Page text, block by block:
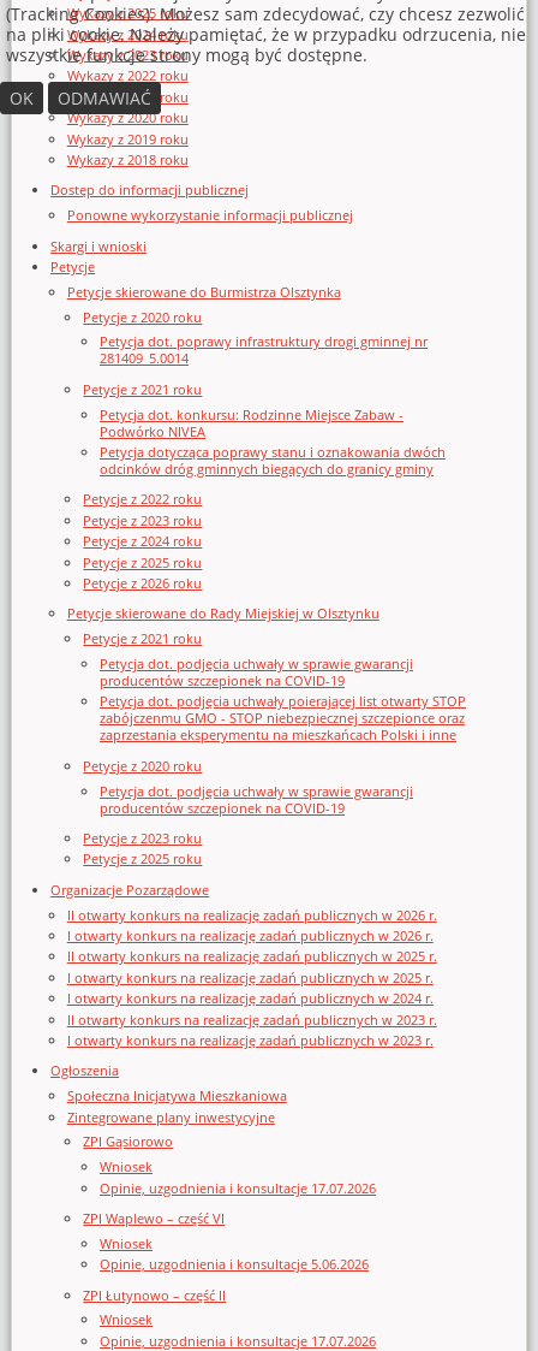
Wykazy z 2025 roku
Wykazy z 2024 roku
Wykazy z 2023 roku
Wykazy z 2022 roku
Wykazy z 2021 roku
Wykazy z 2020 roku
Wykazy z 2019 roku
Wykazy z 2018 roku
Dostęp do informacji publicznej
Ponowne wykorzystanie informacji publicznej
Skargi i wnioski
Petycje
Petycje skierowane do Burmistrza Olsztynka
Petycje z 2020 roku
Petycja dot. poprawy infrastruktury drogi gminnej nr
281409_5.0014
Petycje z 2021 roku
Petycja dot. konkursu: Rodzinne Miejsce Zabaw -
Podwórko NIVEA
Petycja dotycząca poprawy stanu i oznakowania dwóch
odcinków dróg gminnych biegących do granicy gminy
Petycje z 2022 roku
Petycje z 2023 roku
Petycje z 2024 roku
Petycje z 2025 roku
Petycje z 2026 roku
Petycje skierowane do Rady Miejskiej w Olsztynku
Petycje z 2021 roku
Petycja dot. podjęcia uchwały w sprawie gwarancji
producentów szczepionek na COVID-19
Petycja dot. podjęcia uchwały poierającej list otwarty STOP
zabójczenmu GMO - STOP niebezpiecznej szczepionce oraz
zaprzestania eksperymentu na mieszkańcach Polski i inne
Petycje z 2020 roku
Petycja dot. podjęcia uchwały w sprawie gwarancji
producentów szczepionek na COVID-19
Petycje z 2023 roku
Petycje z 2025 roku
Organizacje Pozarządowe
II otwarty konkurs na realizację zadań publicznych w 2026 r.
I otwarty konkurs na realizację zadań publicznych w 2026 r.
II otwarty konkurs na realizację zadań publicznych w 2025 r.
I otwarty konkurs na realizację zadań publicznych w 2025 r.
I otwarty konkurs na realizację zadań publicznych w 2024 r.
II otwarty konkurs na realizację zadań publicznych w 2023 r.
I otwarty konkurs na realizację zadań publicznych w 2023 r.
Ogłoszenia
Społeczna Inicjatywa Mieszkaniowa
Zintegrowane plany inwestycyjne
ZPI Gąsiorowo
Wniosek
Opinie, uzgodnienia i konsultacje 17.07.2026
ZPI Waplewo – część VI
Wniosek
Opinie, uzgodnienia i konsultacje 5.06.2026
ZPI Łutynowo – część II
Wniosek
Opinie, uzgodnienia i konsultacje 17.07.2026
(Tracking Cookies). Możesz sam zdecydować, czy chcesz zezwolić
na pliki cookie. Należy pamiętać, że w przypadku odrzucenia, nie
wszystkie funkcje strony mogą być dostępne.
OK
ODMAWIAĆ